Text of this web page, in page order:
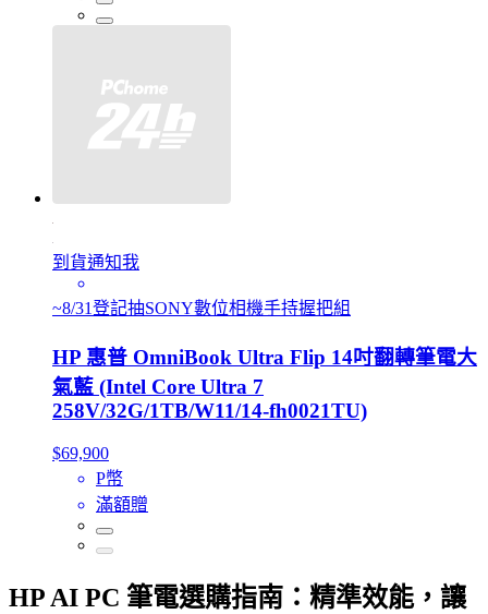
到貨通知我
~8/31登記抽SONY數位相機手持握把組
HP 惠普 OmniBook Ultra Flip 14吋翻轉筆電大
氣藍 (Intel Core Ultra 7
258V/32G/1TB/W11/14-fh0021TU)
$69,900
P幣
滿額贈
HP AI PC 筆電選購指南：精準效能，讓